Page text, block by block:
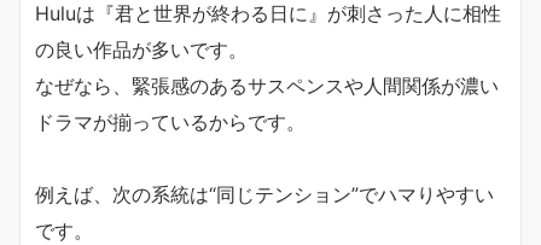
Huluは『君と世界が終わる日に』が刺さった人に相性
の良い作品が多いです。
なぜなら、緊張感のあるサスペンスや人間関係が濃い
ドラマが揃っているからです。
例えば、次の系統は“同じテンション”でハマりやすい
です。